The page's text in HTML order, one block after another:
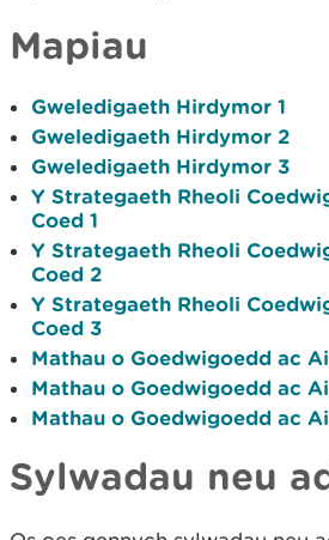
Mapiau
Gweledigaeth Hirdymor 1
Gweledigaeth Hirdymor 2
Gweledigaeth Hirdymor 3
Y Strategaeth Rheoli
Coed 1
Y Strategaeth Rheoli
Coed 2
Y Strategaeth Rheoli
Coed 3
Mathau o Goedwigoedd ac
Mathau o Goedwigoedd ac
Mathau o Goedwigoedd ac
Sylwadau neu